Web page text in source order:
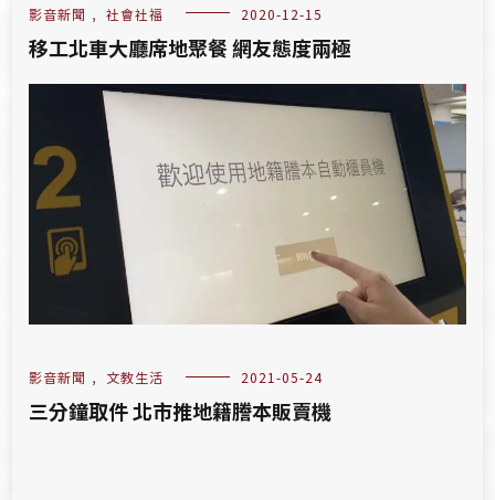
影音新聞 , 社會社福 2020-12-15
移工北車大廳席地聚餐 網友態度兩極
影音新聞 , 文教生活 2021-05-24
三分鐘取件 北市推地籍謄本販賣機